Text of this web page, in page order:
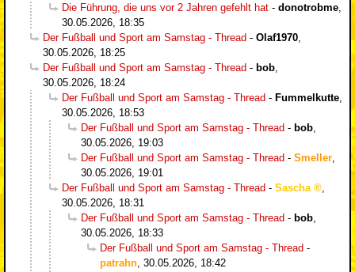
Die Führung, die uns vor 2 Jahren gefehlt hat - donotrobme
30.05.2026, 18:35
Der Fußball und Sport am Samstag - Thread - Olaf1970
30.05.2026, 18:25
Der Fußball und Sport am Samstag - Thread - bob
30.05.2026, 18:24
Der Fußball und Sport am Samstag - Thread - Fummelkutte
30.05.2026, 18:53
Der Fußball und Sport am Samstag - Thread - bob
30.05.2026, 19:03
Der Fußball und Sport am Samstag - Thread - Smeller
30.05.2026, 19:01
Der Fußball und Sport am Samstag - Thread - Sascha
30.05.2026, 18:31
Der Fußball und Sport am Samstag - Thread - bob
30.05.2026, 18:33
Der Fußball und Sport am Samstag - Thread -
patrahn 30.05.2026, 18:42